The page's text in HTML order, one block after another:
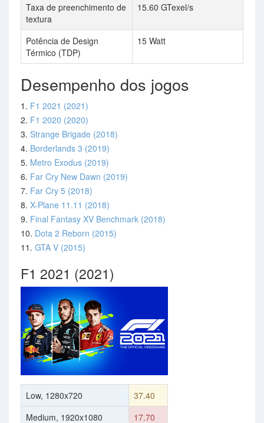
Taxa de preenchimento de
textura
15.60 GTexel/s
Potência de Design
Térmico (TDP)
15 Watt
Desempenho dos jogos
1. F1 2021 (2021)
2. F1 2020 (2020)
3. Strange Brigade (2018)
4. Borderlands 3 (2019)
5. Metro Exodus (2019)
6. Far Cry New Dawn (2019)
7. Far Cry 5 (2018)
8. X-Plane 11.11 (2018)
9. Final Fantasy XV Benchmark (2018)
10. Dota 2 Reborn (2015)
11. GTA V (2015)
F1 2021 (2021)
Low, 1280x720
37.40
Medium, 1920x1080
17.70